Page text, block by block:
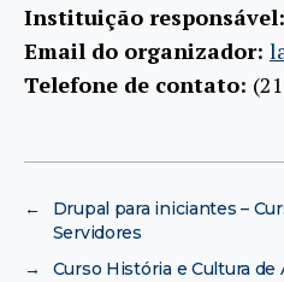
Instituição responsável:
Email do organizador:
Telefone de contato:
←
Drupal para iniciantes –
Servidores
→
Curso História e Cultura de